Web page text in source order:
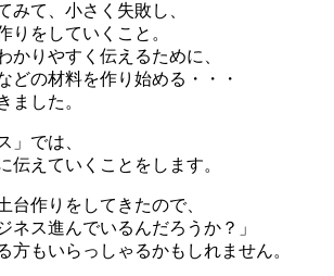
みて、小さく失敗し、
りをしていくこと。
かりやすく伝えるために、
どの材料を作り始める・・・
ました。
」では、
伝えていくことをします。
台作りをしてきたので、
ネス進んでいるんだろうか？」
方もいらっしゃるかもしれません。